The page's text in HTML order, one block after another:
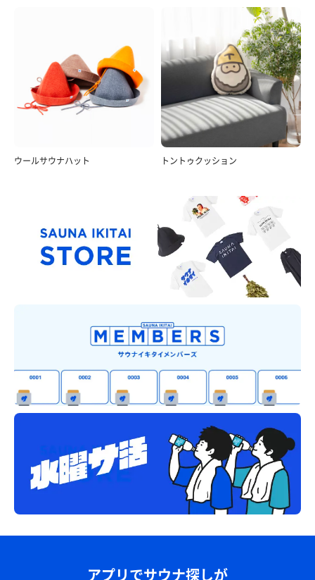
ウールサウナハット トントゥクッション
アプリでサウナ探しが